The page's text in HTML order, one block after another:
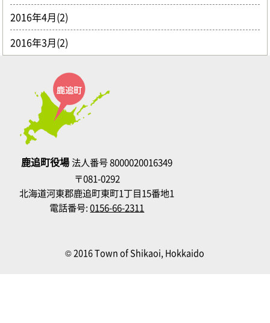
2016年4月(2)
2016年3月(2)
鹿追町役場法人番号 8000020016349
〒081-0292
北海道河東郡鹿追町東町1丁目15番地1
電話番号:0156-66-2311
© 2016 Town of Shikaoi, Hokkaido